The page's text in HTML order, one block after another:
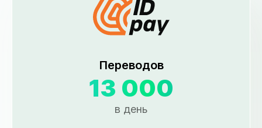
Переводов
13 000
в день